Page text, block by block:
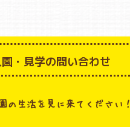
・見学の問い合わせ
の生活を見に来てください！